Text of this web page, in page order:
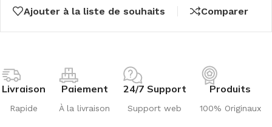
Ajouter à la liste de souhaits Comparer
Livraison
Rapide
Paiement
À la livraison
24/7 Support
Support web
Produits
100% Originaux